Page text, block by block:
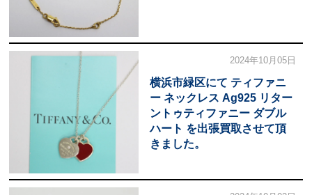
2024年10月05日
横浜市緑区にて ティファニ
ー ネックレス Ag925 リター
ントゥティファニー ダブル
ハート を出張買取させて頂
きました。